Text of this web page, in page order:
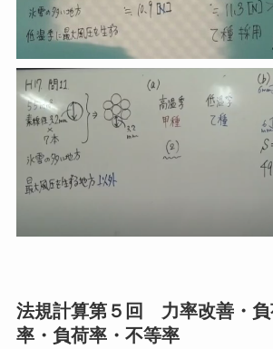
法規計算第５回 力率改善・
率・負荷率・不等率